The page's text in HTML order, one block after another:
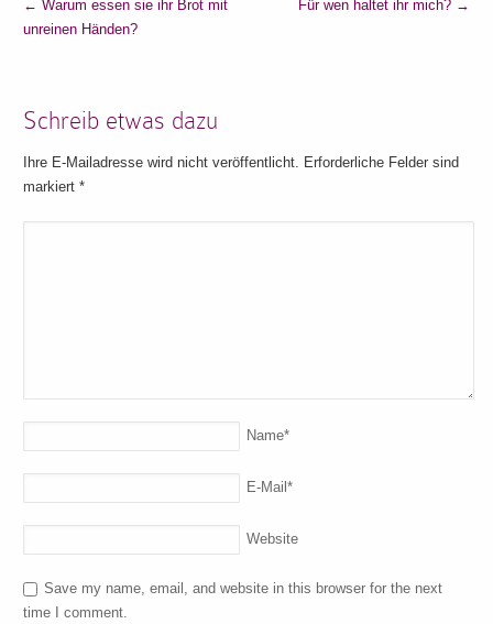
← Warum essen sie ihr Brot mit
unreinen Händen?
Für wen haltet ihr mich? →
Schreib etwas dazu
Ihre E-Mailadresse wird nicht veröffentlicht. Erforderliche Felder sind
markiert*
Name*
E-Mail*
Website
Save my name, email, and website in this browser for the next
time I comment.